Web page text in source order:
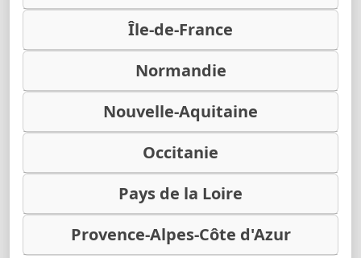
Île-de-France
Normandie
Nouvelle-Aquitaine
Occitanie
Pays de la Loire
Provence-Alpes-Côte d'Azur